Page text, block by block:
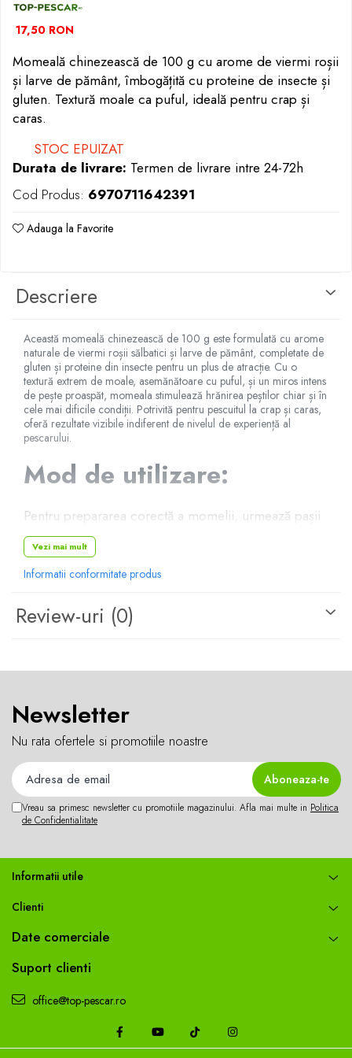
Opritoare pescuit
Crosete si burghie pescuit
Cleste pescuit
Tub antitangle
17,50 RON
Momeală chinezească de 100 g cu arome de viermi roșii
și larve de pământ, îmbogățită cu proteine de insecte și
gluten. Textură moale ca puful, ideală pentru crap și
caras.
STOC EPUIZAT
Durata de livrare: Termen de livrare intre 24-72h
Cod Produs: 6970711642391
Adauga la Favorite
Descriere
Această momeală chinezească de 100 g este formulată cu arome
naturale de viermi roșii sălbatici și larve de pământ, completate de
gluten și proteine din insecte pentru un plus de atracție. Cu o
textură extrem de moale, asemănătoare cu puful, și un miros intens
de pește proaspăt, momeala stimulează hrănirea peștilor chiar și în
cele mai dificile condiții. Potrivită pentru pescuitul la crap și caras,
oferă rezultate vizibile indiferent de nivelul de experiență al
pescarului.
Mod de utilizare:
Pentru prepararea corectă a momelii, urmează pașii
de mai jos:
Adaugă treptat30-40 ml de apă
produs
Este recomandat să folosești
consistență pufoasă și ușor lipicioasă
Lasă-l să stea
3-5 minute
, pentru a permite
activarea completă a ingredientelor
În cazul pescuitului pe
sau când
sunt necesarelanseuri lungi, se recomandă
adăugarea unui întăritorpentru a crește
rezistența momelii în cârlig.
Vezi mai mult
Informatii conformitate produs
Review-uri (0)
Newsletter
Nu rata ofertele si promotiile noastre
Vreau sa primesc newsletter cu promotiile magazinului. Afla mai multe in Politica
de Confidentialitate
Informatii utile
Clienti
Date comerciale
Suport clienti
office@top-pescar.ro